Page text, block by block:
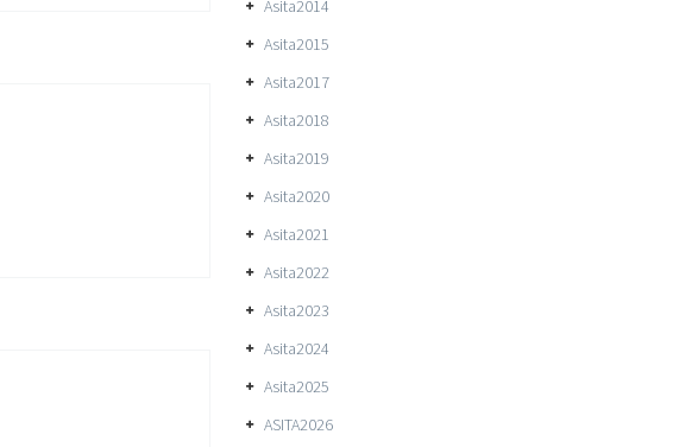
Asita2014
Asita2015
Asita2017
Asita2018
Asita2019
Asita2020
Asita2021
Asita2022
Asita2023
Asita2024
Asita2025
ASITA2026